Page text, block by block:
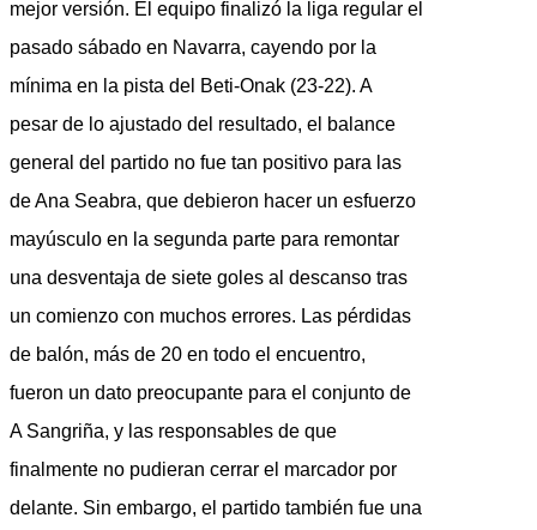
mejor versión. El equipo finalizó la liga regular el
pasado sábado en Navarra, cayendo por la
mínima en la pista del Beti-Onak (23-22). A
pesar de lo ajustado del resultado, el balance
general del partido no fue tan positivo para las
de Ana Seabra, que debieron hacer un esfuerzo
mayúsculo en la segunda parte para remontar
una desventaja de siete goles al descanso tras
un comienzo con muchos errores. Las pérdidas
de balón, más de 20 en todo el encuentro,
fueron un dato preocupante para el conjunto de
A Sangriña, y las responsables de que
finalmente no pudieran cerrar el marcador por
delante. Sin embargo, el partido también fue una